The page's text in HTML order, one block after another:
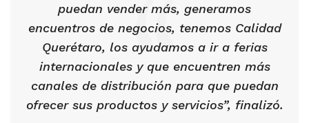
puedan vender más, generamos
encuentros de negocios, tenemos Calidad
Querétaro, los ayudamos a ir a ferias
internacionales y que encuentren más
canales de distribución para que puedan
ofrecer sus productos y servicios”, finalizó.